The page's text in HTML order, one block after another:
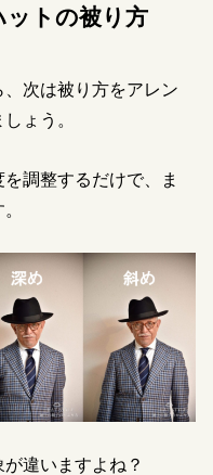
トの被り方
次は被り方をアレン
ょう。
調整するだけで、ま
違いますよね？